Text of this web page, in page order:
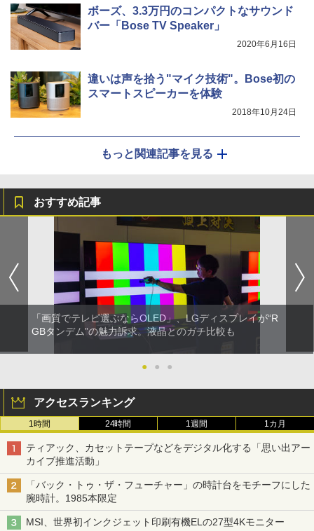
ボーズ、3.3万円のコンパクトなサウンド
バー「Bose TV Speaker」
2020年6月16日
違いは声を拾う"マイク技術"。Bose初の
スマートスピーカーを体験
2018年10月24日
もっと関連記事を見る
おすすめ記事
「画質でテレビ選ぶならOLED」、LGディスプレイが“R
GBタンデム”の魅力訴求。液晶とのガチ比較も
● ● ●
アクセスランキング
1時間 24時間 1週間 1カ月
ティアック、カセットテープなどをデジタル化する「思い出アー
カイブ推進活動」
「バック・トゥ・ザ・フューチャー」の時計台をモチーフにした
腕時計。1985本限定
MSI、世界初インクジェット印刷有機ELの27型4Kモニター